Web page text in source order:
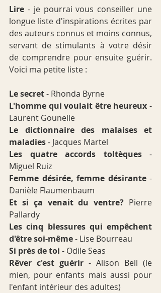
Lire - je pourrai vous conseiller une
longue liste d'inspirations écrites par
des auteurs connus et moins connus,
servant de stimulants à votre désir
de comprendre pour ensuite guérir.
Voici ma petite liste :
Le secret - Rhonda Byrne
L'homme qui voulait être heureux -
Laurent Gounelle
Le dictionnaire des malaises et
maladies - Jacques Martel
Les quatre accords toltèques -
Miguel Ruiz
Femme désirée, femme désirante -
Danièle Flaumenbaum
Et si ça venait du ventre? Pierre
Pallardy
Les cinq blessures qui empêchent
d'être soi-même - Lise Bourreau
Si près de toi - Odile Seas
Rêver c'est guérir - Alison Bell (le
mien, pour enfants mais aussi pour
l'enfant intérieur des adultes)